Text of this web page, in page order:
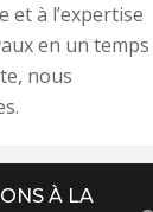
et à l’expertise
en un temps
nous
À LA